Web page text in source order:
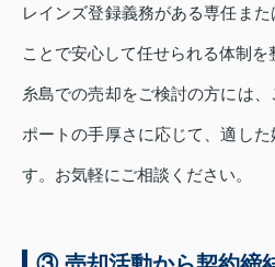
レインズ登録義務がある専任ま
ことで安心して任せられる体制を
糸島での売却をご検討の方には
ポートの手厚さに応じて、適し
す。お気軽にご相談ください。